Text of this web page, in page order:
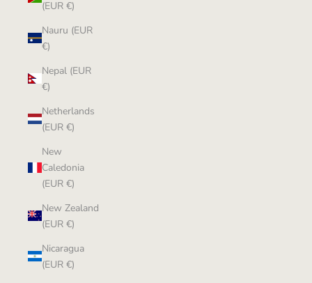
(EUR €)
Nauru (EUR
€)
Nepal (EUR
€)
Netherlands
(EUR €)
New
Caledonia
(EUR €)
New Zealand
(EUR €)
Nicaragua
(EUR €)